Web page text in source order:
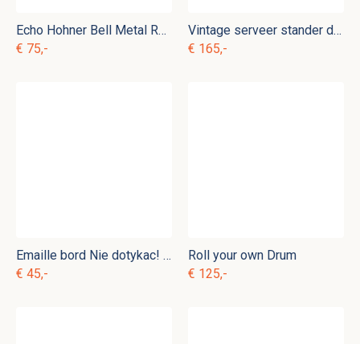
Echo Hohner Bell Metal Reeds mondharmonica
€ 75,-
Vintage serveer stander drie verdiepingen
€ 165,-
Emaille bord Nie dotykac! Urzadzanie elektryczine!
€ 45,-
Roll your own Drum
€ 125,-